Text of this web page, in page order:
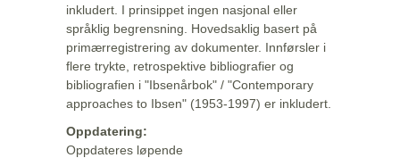
inkludert. I prinsippet ingen nasjonal eller
språklig begrensning. Hovedsaklig basert på
primærregistrering av dokumenter. Innførsler i
flere trykte, retrospektive bibliografier og
bibliografien i "Ibsenårbok" / "Contemporary
approaches to Ibsen" (1953-1997) er inkludert.
Oppdatering:
Oppdateres løpende